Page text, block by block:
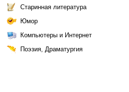
Старинная литература
Юмор
Компьютеры и Интернет
Поэзия, Драматургия